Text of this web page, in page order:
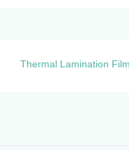
Thermal Lamination Film